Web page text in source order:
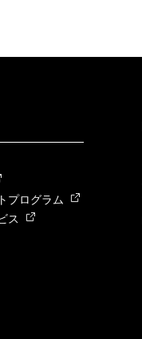
プログラム
ス